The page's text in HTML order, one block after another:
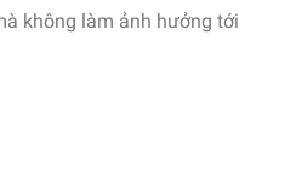
không làm ảnh hưởng tới
Roesle 25065 15cm số lượng